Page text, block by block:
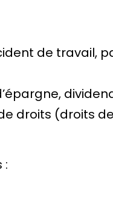
de travail,
droits (droits
: